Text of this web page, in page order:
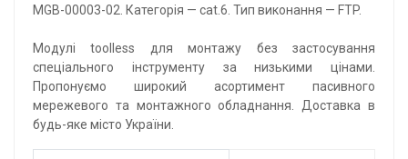
MGB-00003-02. Категорія — cat.6. Тип виконання — FTP.
Модулі toolless для монтажу без застосування
спеціального інструменту за низькими цінами.
Пропонуємо широкий асортимент пасивного
мережевого та монтажного обладнання. Доставка в
будь-яке місто України.